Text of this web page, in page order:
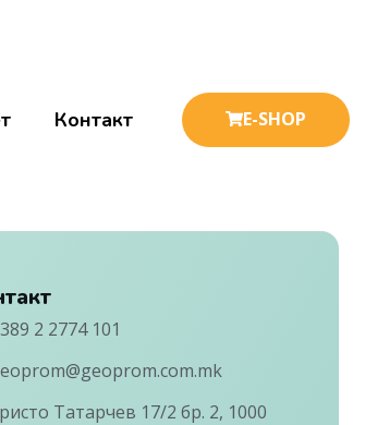
Контакт E-SHOP
2 2774 101
Татарчев 17/2 бр. 2, 1000